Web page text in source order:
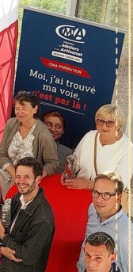
locale
–
Hebdo25